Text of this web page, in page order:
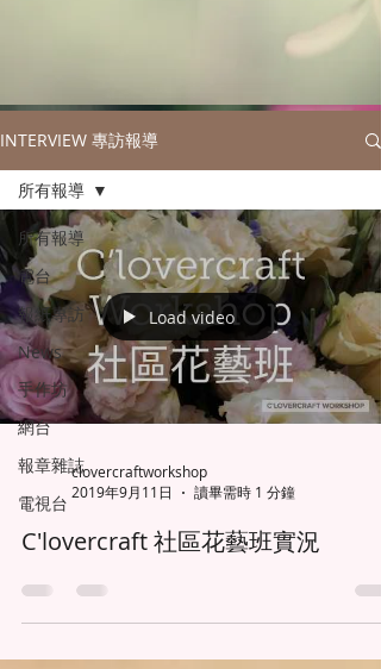
INTERVIEW 專訪報導
所有報導
電台
報紙專訪
News
手作坊
網台
報章雜誌
電視台
所有報導
Load video
clovercraftworkshop
2019年9月11日
讀畢需時 1 分鐘
C'lovercraft 社區花藝班實況